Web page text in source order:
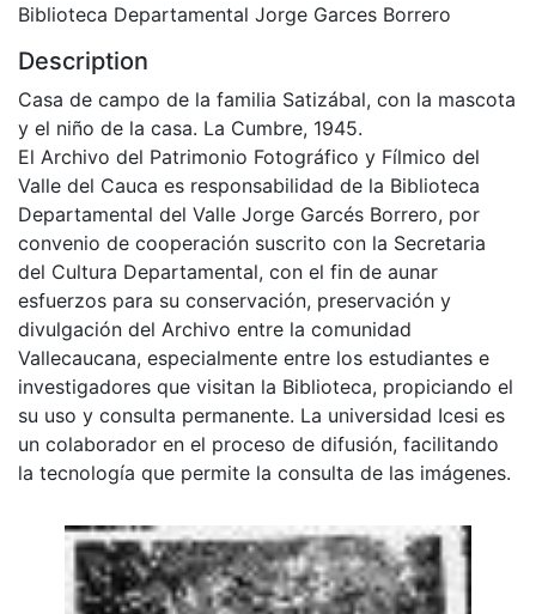
Biblioteca Departamental Jorge Garces Borrero
Description
Casa de campo de la familia Satizábal, con la mascota
y el niño de la casa. La Cumbre, 1945.
El Archivo del Patrimonio Fotográfico y Fílmico del
Valle del Cauca es responsabilidad de la Biblioteca
Departamental del Valle Jorge Garcés Borrero, por
convenio de cooperación suscrito con la Secretaria
del Cultura Departamental, con el fin de aunar
esfuerzos para su conservación, preservación y
divulgación del Archivo entre la comunidad
Vallecaucana, especialmente entre los estudiantes e
investigadores que visitan la Biblioteca, propiciando el
su uso y consulta permanente. La universidad Icesi es
un colaborador en el proceso de difusión, facilitando
la tecnología que permite la consulta de las imágenes.